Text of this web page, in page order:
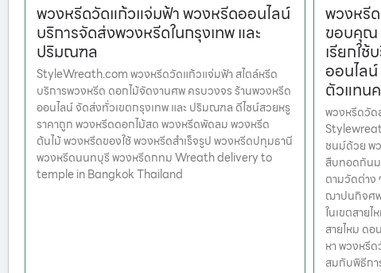
พวงหรีดวัดแก้วแจ่มฟ้า พวงหรีดออนไลน์
บริการจัดส่งพวงหรีดในกรุงเทพ และ
ปริมณฑล
StyleWreath.com พวงหรีดวัดแก้วแจ่มฟ้า สไตล์หรีด
บริการพวงหรีด ดอกไม้จัดงานศพ ครบวงจร ร้านพวงหรีด
ออนไลน์ จัดส่งทั่วเขตกรุงเทพ และ ปริมณฑล ดีไซน์สวยหรู
ราคาถูก พวงหรีดดอกไม้สด พวงหรีดพัดลม พวงหรีด
ต้นไม้ พวงหรีดของใช้ พวงหรีดสำเร็จรูป พวงหรีดปทุมธานี
พวงหรีดนนทบุรี พวงหรีดกทม Wreath delivery to
temple in Bangkok Thailand
พวงหรี
ขอบคุณ
เรียกใ
ออนไล
ตัวแทน
พวงหรีดวัด
ชนม์ด้วย พ
สืบทอดกันม
ตามวัดต่าง
ฌาปนกิจศ
ในเขตสาย
สายไหม ด
หา พวงหรีด
สมกับพิธีกา